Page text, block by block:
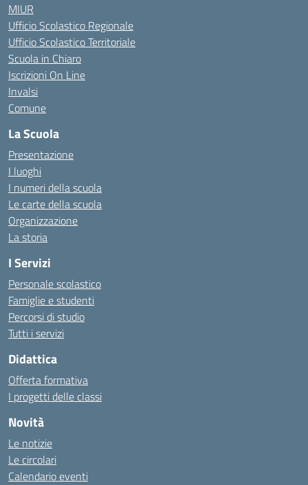
MIUR
Ufficio Scolastico Regionale
Ufficio Scolastico Territoriale
Scuola in Chiaro
Iscrizioni On Line
Invalsi
Comune
La Scuola
Presentazione
I luoghi
I numeri della scuola
Le carte della scuola
Organizzazione
La storia
I Servizi
Personale scolastico
Famiglie e studenti
Percorsi di studio
Tutti i servizi
Didattica
Offerta formativa
I progetti delle classi
Novità
Le notizie
Le circolari
Calendario eventi